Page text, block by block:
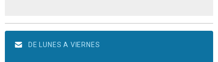
DE LUNES A VIERNES